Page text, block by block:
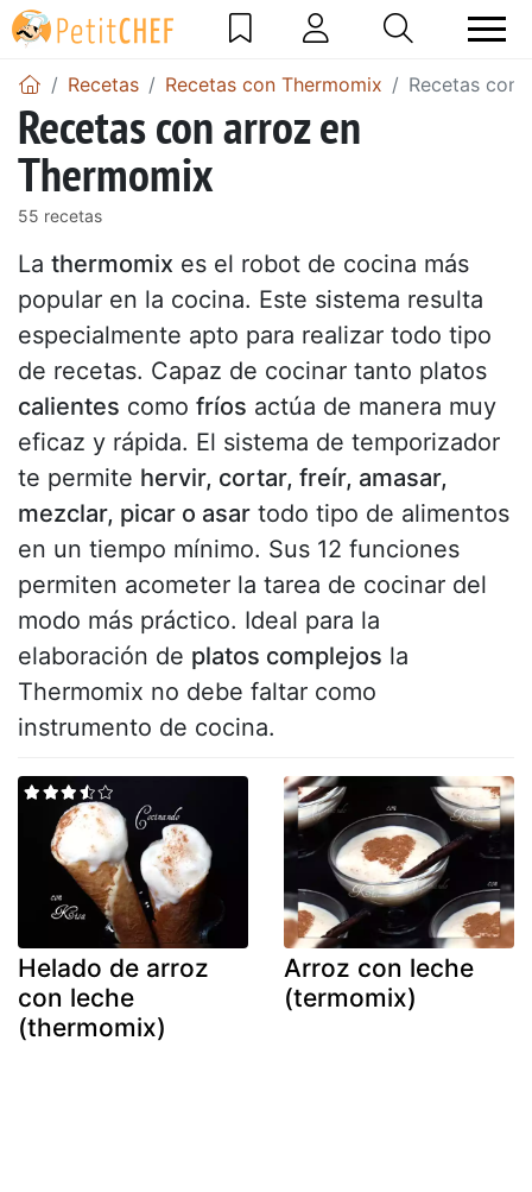
Recetas Recetas con Thermomix Recetas con
Recetas con arroz en
Thermomix
55 recetas
La thermomix es el robot de cocina más
popular en la cocina. Este sistema resulta
especialmente apto para realizar todo tipo
de recetas. Capaz de cocinar tanto platos
calientes como fríos actúa de manera muy
eficaz y rápida. El sistema de temporizador
te permite hervir, cortar, freír, amasar,
mezclar, picar o asar todo tipo de alimentos
en un tiempo mínimo. Sus 12 funciones
permiten acometer la tarea de cocinar del
modo más práctico. Ideal para la
elaboración de platos complejos la
Thermomix no debe faltar como
instrumento de cocina.
Helado de arroz
con leche
(thermomix)
Arroz con leche
(termomix)